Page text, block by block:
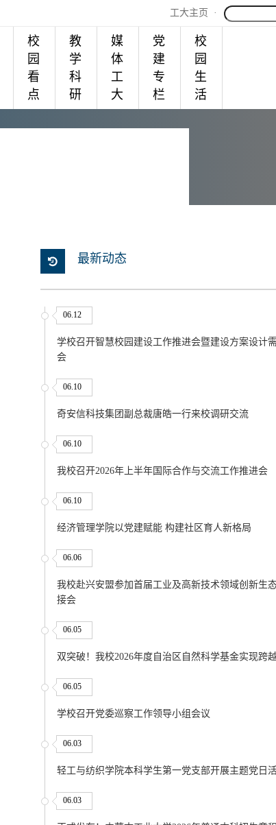
工大主页 ·
校
园
看
点
教
学
科
研
媒
体
工
大
党
建
专
栏
校
园
生
活
最新动态
06.12
学校召开智慧校园建设工作推进会暨建设方案设计
会
06.10
奇安信科技集团副总裁唐皓一行来校调研交流
06.10
我校召开2026年上半年国际合作与交流工作推进会
06.10
经济管理学院以党建赋能 构建社区育人新格局
06.06
我校赴兴安盟参加首届工业及高新技术领域创新生
接会
06.05
双突破！我校2026年度自治区自然科学基金实现跨
06.05
学校召开党委巡察工作领导小组会议
06.03
轻工与纺织学院本科学生第一党支部开展主题党日
06.03